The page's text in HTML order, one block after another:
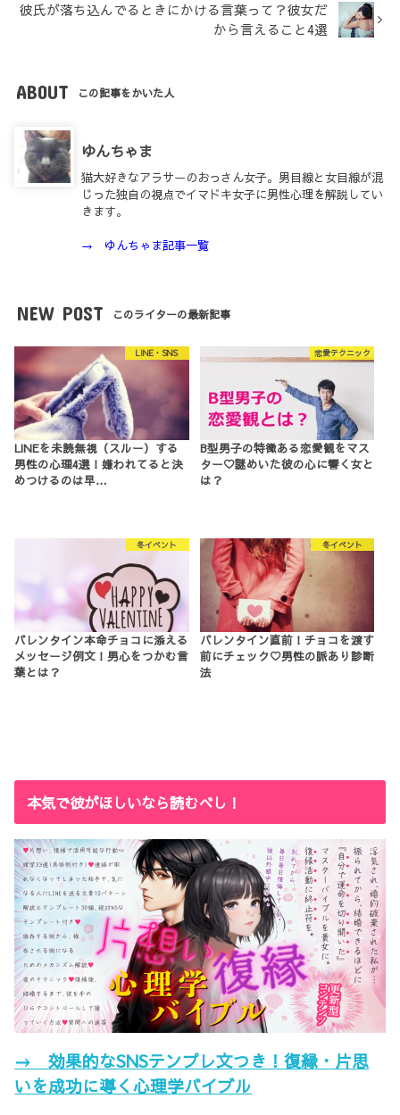
彼氏が落ち込んでるときにかける言葉って？彼女だ
から言えること4選
ABOUT この記事をかいた人
ゆんちゃま
猫大好きなアラサーのおっさん女子。男目線と女目線が混
じった独自の視点でイマドキ女子に男性心理を解説してい
きます。
→ ゆんちゃま記事一覧
NEW POST このライターの最新記事
LINE・SNS
LINEを未読無視（スルー）する
男性の心理4選！嫌われてると決
めつけるのは早…
恋愛テクニック
B型男子の特徴ある恋愛観をマス
ター♡謎めいた彼の心に響く女と
は？
冬イベント
バレンタイン本命チョコに添える
メッセージ例文！男心をつかむ言
葉とは？
冬イベント
バレンタイン直前！チョコを渡す
前にチェック♡男性の脈あり診断
法
本気で彼がほしいなら読むべし！
→ 効果的なSNSテンプレ文つき！復縁・片思
いを成功に導く心理学バイブル